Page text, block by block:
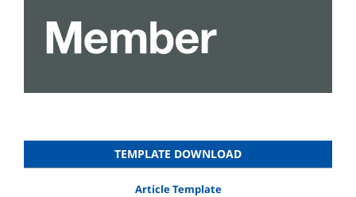
TEMPLATE DOWNLOAD
Article Template